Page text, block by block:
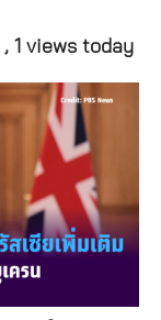
, 1 views today